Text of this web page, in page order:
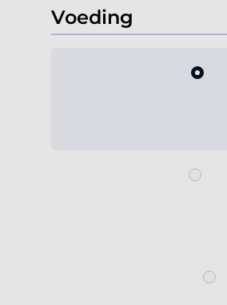
Voeding